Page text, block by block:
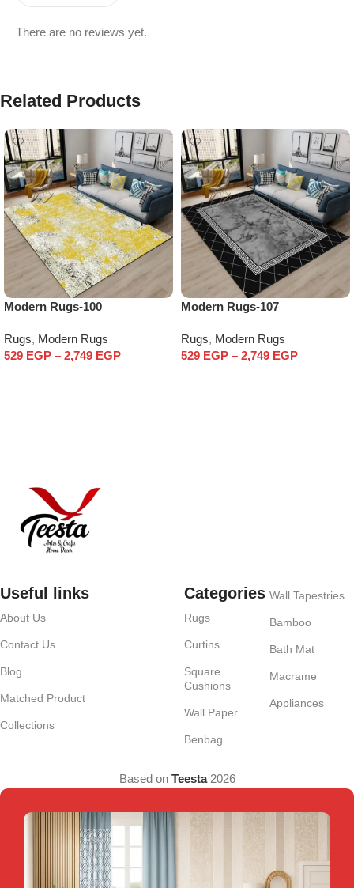
There are no reviews yet.
Related Products
Modern Rugs-100
Rugs, Modern Rugs
529 EGP – 2,749 EGP
Modern Rugs-107
Rugs, Modern Rugs
529 EGP – 2,749 EGP
Useful links
About Us
Contact Us
Blog
Matched Product
Collections
Categories
Rugs
Curtins
Square
Cushions
Wall Paper
Benbag
Wall Tapestries
Bamboo
Bath Mat
Macrame
Appliances
Based on Teesta2026